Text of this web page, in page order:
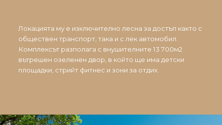
Локацията му е изключително лесна за достъп както с
обществен транспорт, така и с лек автомобил.
Комплексът разполага с внушителните 13 700м2
вътрешен озеленен двор, в който ще има детски
площадки, стрийт фитнес и зони за отдих.